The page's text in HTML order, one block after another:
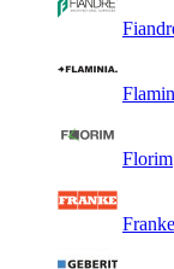
Florim
Franke